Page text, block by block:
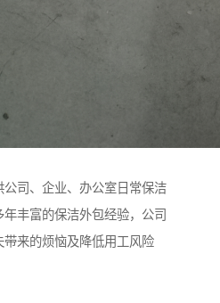
司、企业、办公室日常保洁
丰富的保洁外包经验，公司
来的烦恼及降低用工风险